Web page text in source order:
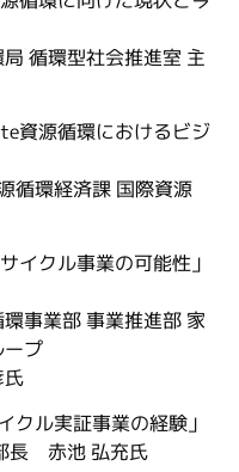
循環型社会推進室 主
資源循環におけるビジ
循環経済課 国際資源
イクル事業の可能性」
事業部 事業推進部 家
プ
クル実証事業の経験」
長 赤池 弘充氏